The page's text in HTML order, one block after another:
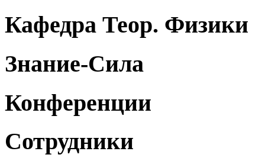
Кафедра Теор. Физики
Знание-Сила
Конференции
Сотрудники